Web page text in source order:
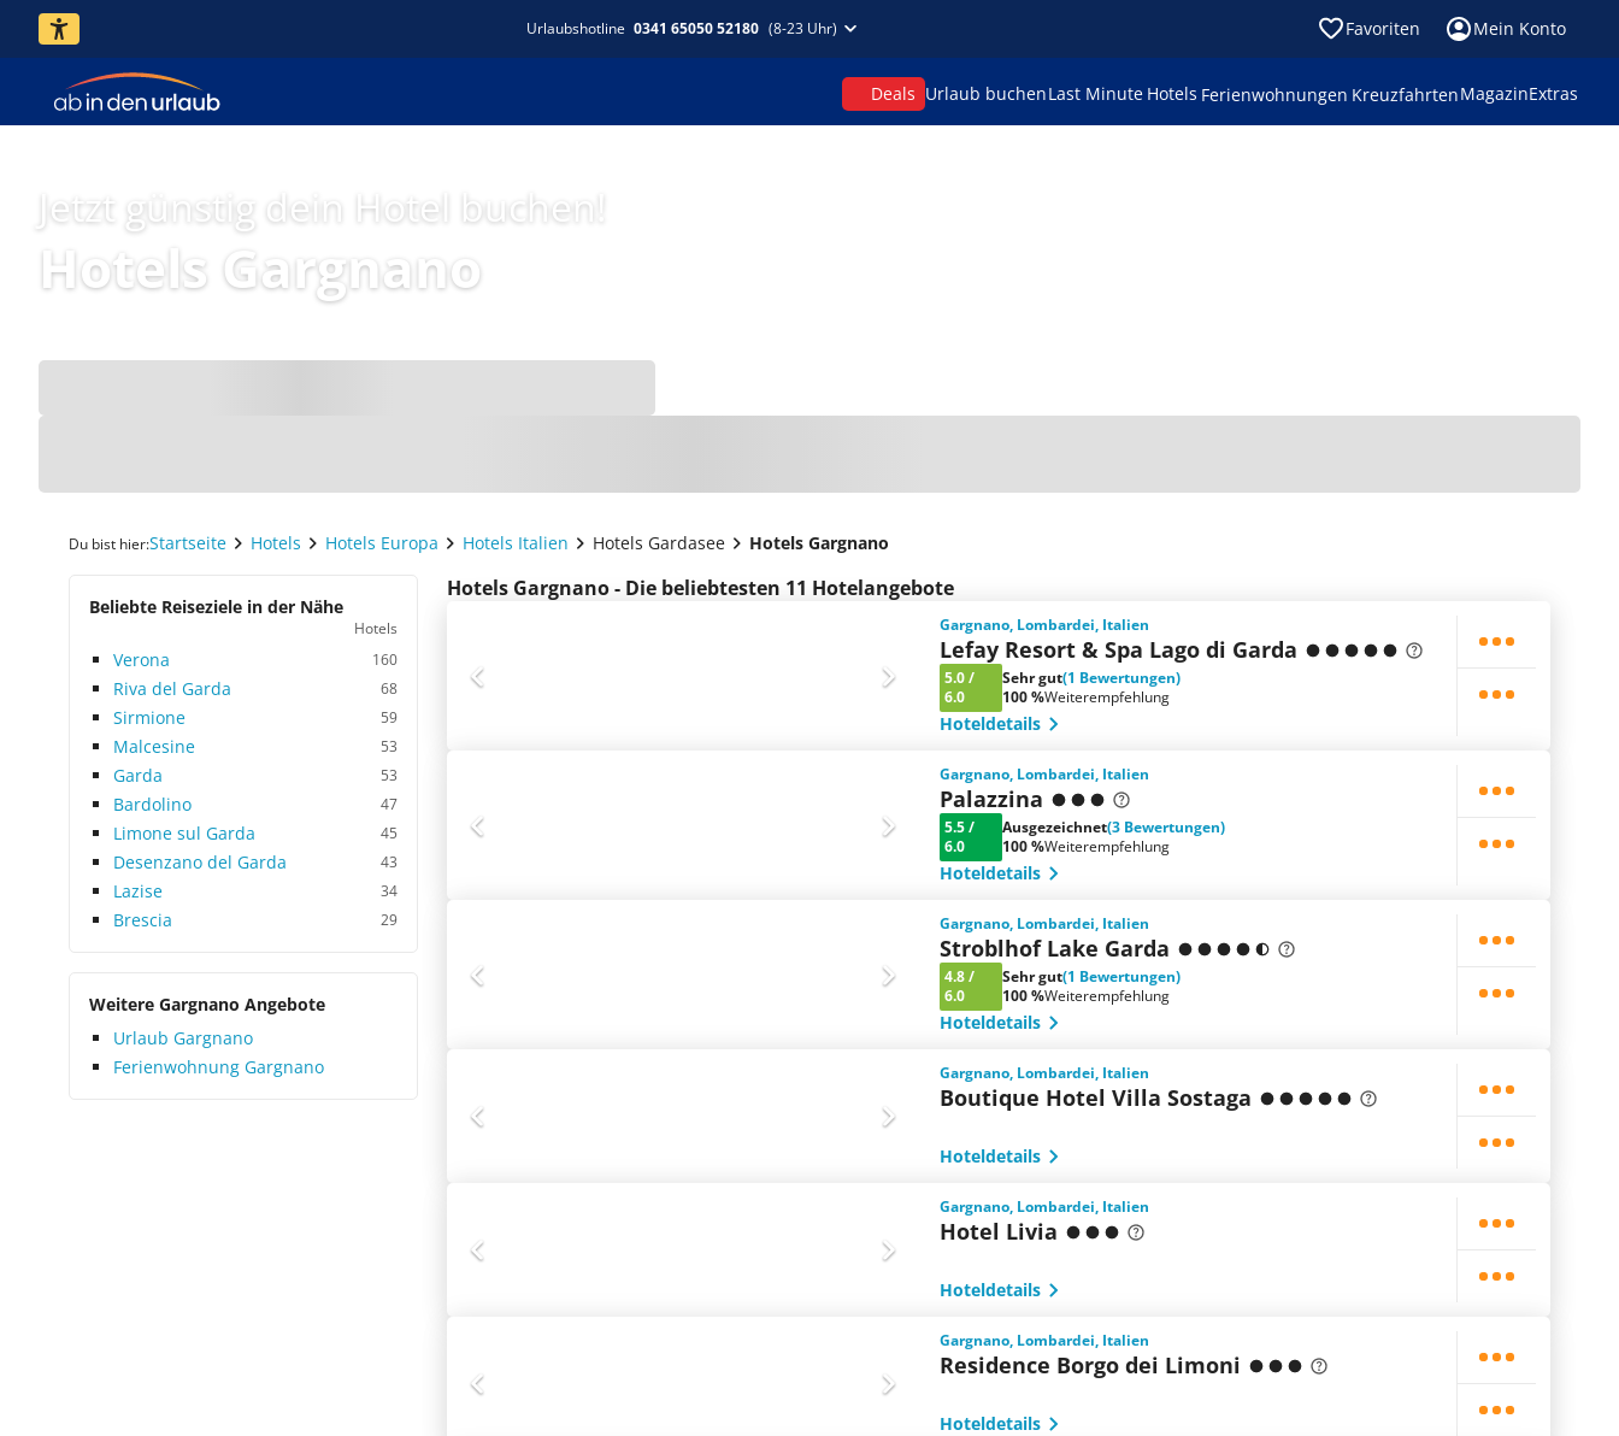
Urlaubshotline 0341 65050 52180 (8-23 Uhr) Favoriten Mein Konto
Deals Urlaub buchenLast Minute Hotels Ferienwohnungen KreuzfahrtenMagazinExtras
Jetzt günstig dein Hotel buchen!
Hotels Gargnano
Du bist hier:Startseite Hotels Hotels Europa Hotels Italien Hotels Gardasee Hotels Gargnano
Beliebte Reiseziele in der Nähe
Hotels
Verona 160
Riva del Garda 68
Sirmione 59
Malcesine 53
Garda 53
Bardolino 47
Limone sul Garda 45
Desenzano del Garda 43
Lazise 34
Brescia 29
Weitere Gargnano Angebote
Urlaub Gargnano
Ferienwohnung Gargnano
Hotels Gargnano - Die beliebtesten 11 Hotelangebote
Gargnano, Lombardei, Italien
Lefay Resort & Spa Lago di Garda
5.0/
6.0
Sehr gut(1 Bewertungen)
100 %Weiterempfehlung
Hoteldetails
Gargnano, Lombardei, Italien
Palazzina
5.5/
6.0
Ausgezeichnet(3 Bewertungen)
100 %Weiterempfehlung
Hoteldetails
Gargnano, Lombardei, Italien
Stroblhof Lake Garda
4.8/
6.0
Sehr gut(1 Bewertungen)
100 %Weiterempfehlung
Hoteldetails
Gargnano, Lombardei, Italien
Boutique Hotel Villa Sostaga
Hoteldetails
Gargnano, Lombardei, Italien
Hotel Livia
Hoteldetails
Gargnano, Lombardei, Italien
Residence Borgo dei Limoni
Hoteldetails